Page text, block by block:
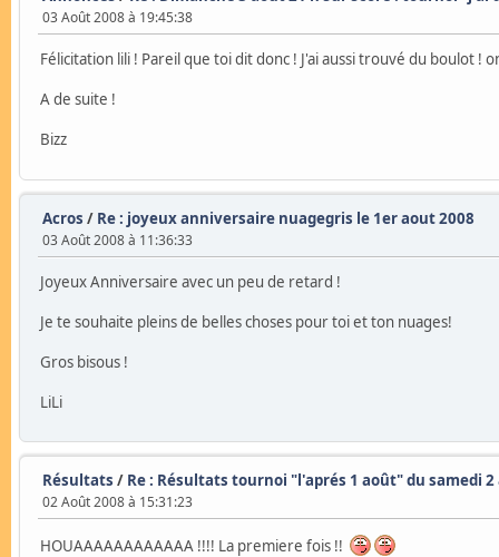
03 Août 2008 à 19:45:38
Félicitation lili ! Pareil que toi dit donc ! J'ai aussi trouvé du boulot !
A de suite !
Bizz
Acros / Re : joyeux anniversaire nuagegris le 1er aout 2008
03 Août 2008 à 11:36:33
Joyeux Anniversaire avec un peu de retard !
Je te souhaite pleins de belles choses pour toi et ton nuages!
Gros bisous !
LiLi
Résultats / Re : Résultats tournoi "l'aprés 1 août" du samedi
02 Août 2008 à 15:31:23
HOUAAAAAAAAAAAA !!!! La premiere fois !!